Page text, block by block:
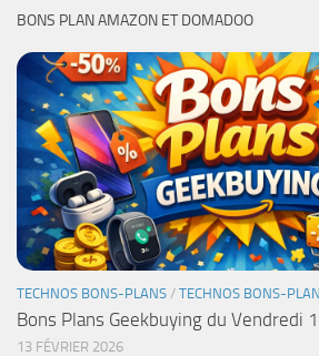
BONS PLAN AMAZON ET DOMADOO
TECHNOS BONS-PLANS / TECHNOS BONS-
Bons Plans Geekbuying du Vendredi
13 FÉVRIER 2026